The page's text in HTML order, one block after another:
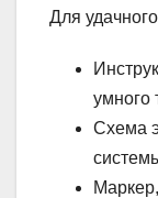
Для
умного
Схема